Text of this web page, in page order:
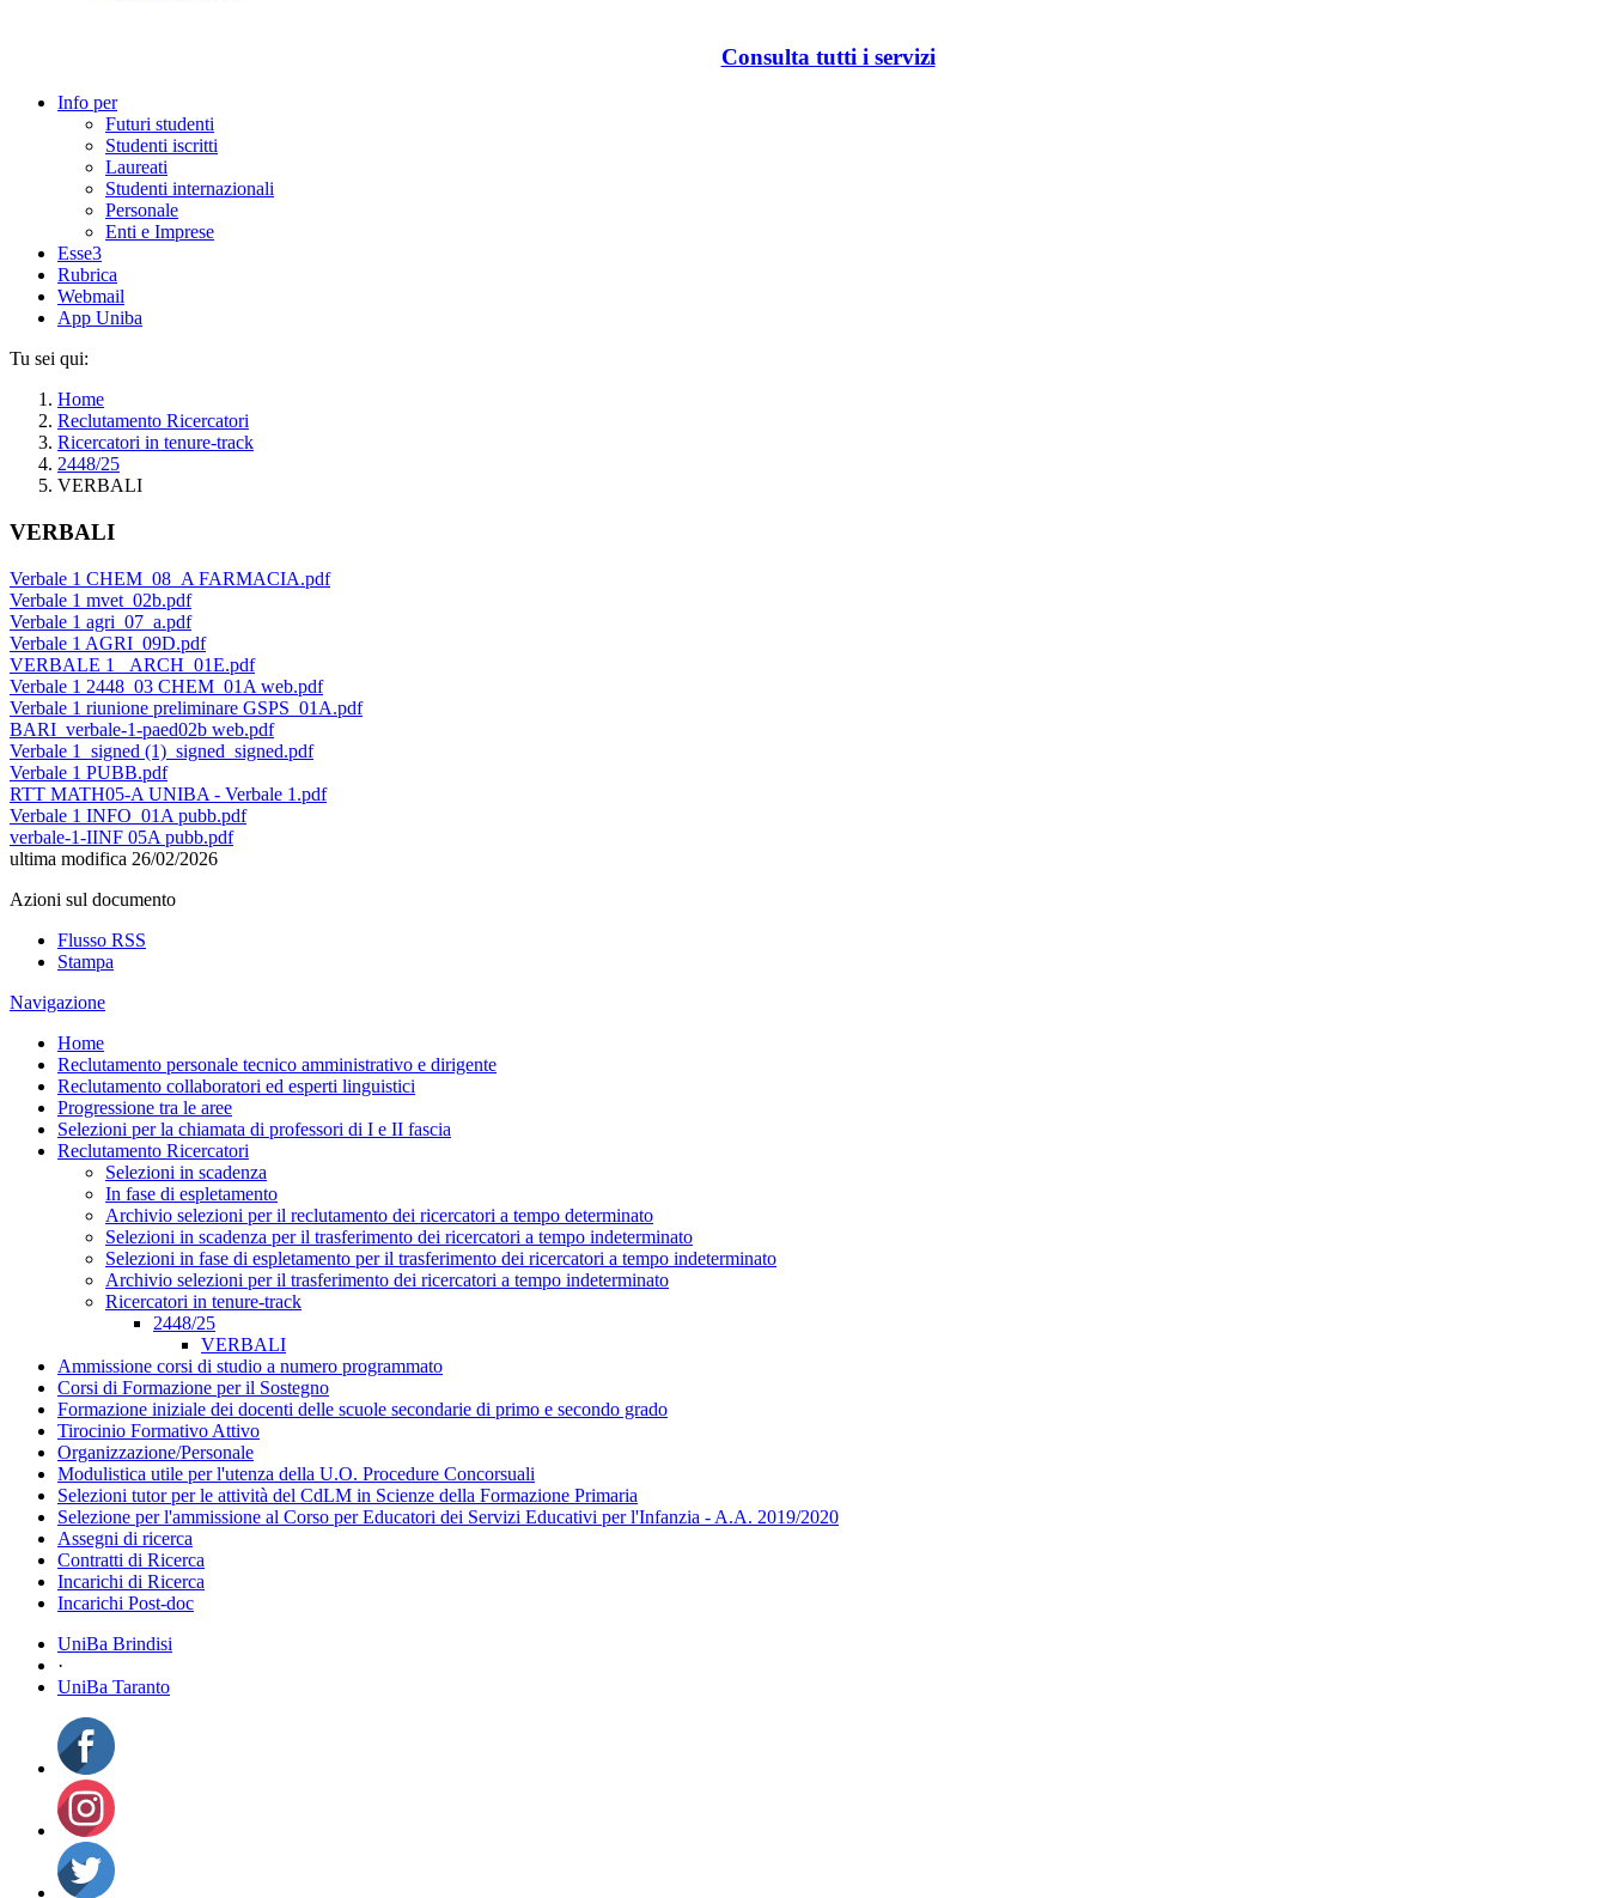
Consulta tutti i servizi
Info per
Futuri studenti
Studenti iscritti
Laureati
Studenti internazionali
Personale
Enti e Imprese
Esse3
Rubrica
Webmail
App Uniba
Tu sei qui:
Home
Reclutamento Ricercatori
Ricercatori in tenure-track
2448/25
VERBALI
VERBALI
Verbale 1 CHEM_08_A FARMACIA.pdf
Verbale 1 mvet_02b.pdf
Verbale 1 agri_07_a.pdf
Verbale 1 AGRI_09D.pdf
VERBALE 1 _ARCH_01E.pdf
Verbale 1 2448_03 CHEM_01A web.pdf
Verbale 1 riunione preliminare GSPS_01A.pdf
BARI_verbale-1-paed02b web.pdf
Verbale 1_signed (1)_signed_signed.pdf
Verbale 1 PUBB.pdf
RTT MATH05-A UNIBA - Verbale 1.pdf
Verbale 1 INFO_01A pubb.pdf
verbale-1-IINF 05A pubb.pdf
ultima modifica 26/02/2026
Azioni sul documento
Flusso RSS
Stampa
Navigazione
Home
Reclutamento personale tecnico amministrativo e dirigente
Reclutamento collaboratori ed esperti linguistici
Progressione tra le aree
Selezioni per la chiamata di professori di I e II fascia
Reclutamento Ricercatori
Selezioni in scadenza
In fase di espletamento
Archivio selezioni per il reclutamento dei ricercatori a tempo determinato
Selezioni in scadenza per il trasferimento dei ricercatori a tempo indeterminato
Selezioni in fase di espletamento per il trasferimento dei ricercatori a tempo indeterminato
Archivio selezioni per il trasferimento dei ricercatori a tempo indeterminato
Ricercatori in tenure-track
2448/25
VERBALI
Ammissione corsi di studio a numero programmato
Corsi di Formazione per il Sostegno
Formazione iniziale dei docenti delle scuole secondarie di primo e secondo grado
Tirocinio Formativo Attivo
Organizzazione/Personale
Modulistica utile per l'utenza della U.O. Procedure Concorsuali
Selezioni tutor per le attività del CdLM in Scienze della Formazione Primaria
Selezione per l'ammissione al Corso per Educatori dei Servizi Educativi per l'Infanzia - A.A. 2019/2020
Assegni di ricerca
Contratti di Ricerca
Incarichi di Ricerca
Incarichi Post-doc
UniBa Brindisi
·
UniBa Taranto